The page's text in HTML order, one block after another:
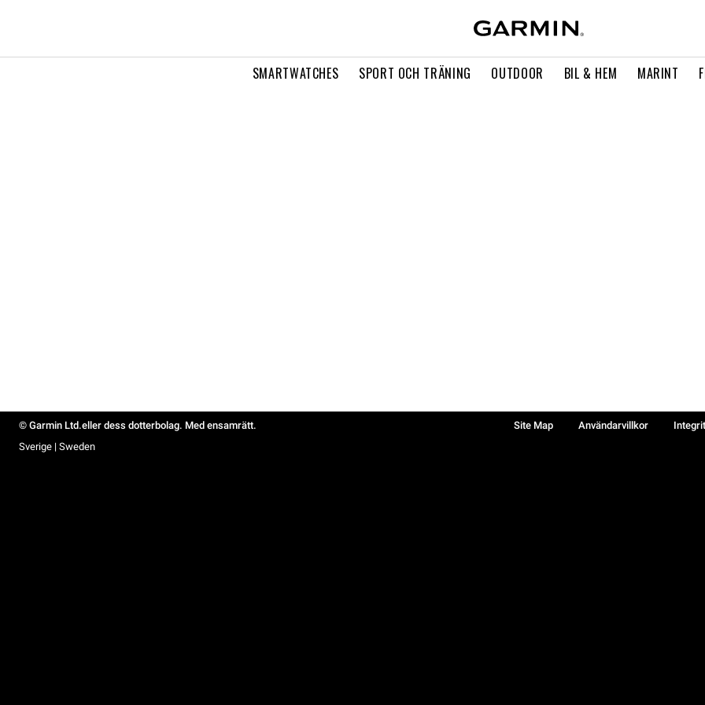
SMARTWATCHES SPORT OCH TRÄNING OUTDOOR BIL & HEM MARINT
© Garmin Ltd.eller dess dotterbolag. Med ensamrätt. Site Map Användarvillkor
Sverige | Sweden